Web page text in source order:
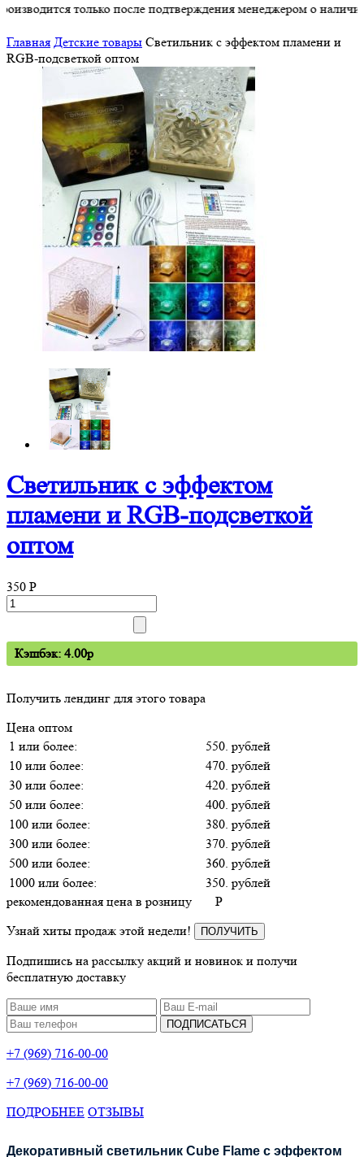
только после подтверждения менеджером о наличии
Главная Детские товары Светильник с эффектом пламени и
RGB-подсветкой оптом
Светильник с эффектом
пламени и RGB-подсветкой
оптом
350 P
Кэшбэк: 4.00p
Получить лендинг для этого товара
Цена оптом
1 или более:
550. рублей
10 или более:
470. рублей
30 или более:
420. рублей
50 или более:
400. рублей
100 или более:
380. рублей
300 или более:
370. рублей
500 или более:
360. рублей
1000 или более:
350. рублей
рекомендованная цена в розницу
P
Узнай хиты продаж этой недели!
ПОЛУЧИТЬ
Подпишись на рассылку акций и новинок и получи
бесплатную доставку
ПОДПИСАТЬСЯ
+7 (969) 716-00-00
+7 (969) 716-00-00
ПОДРОБНЕЕ ОТЗЫВЫ
Декоративный светильник Cube Flame с эффектом